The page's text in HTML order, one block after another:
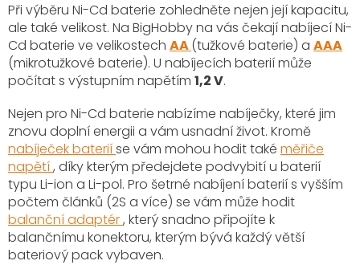
Při výběru Ni-Cd baterie zohledněte nejen její kapacitu,
ale také velikost. Na BigHobby na vás čekají nabíjecí Ni-
Cd baterie ve velikostech AA(tužkové baterie) a AAA
(mikrotužkové baterie). U nabíjecích baterií může
počítat s výstupním napětím 1,2 V.
Nejen pro Ni-Cd baterie nabízíme nabíječky, které jim
znovu doplní energii a vám usnadní život. Kromě
nabíječek bateriíse vám mohou hodit také měřiče
napětí, díky kterým předejdete podvybití u baterií
typu Li-ion a Li-pol. Pro šetrné nabíjení baterií s vyšším
počtem článků (2S a více) se vám může hodit
balanční adaptér, který snadno připojíte k
balančnímu konektoru, kterým bývá každý větší
bateriový pack vybaven.